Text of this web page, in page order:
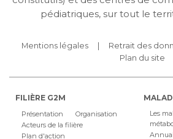
pédiatriques, sur tout le
Mentions légales
Retrait des
Plan du site
FILIÈRE G2M
Présentation
Organisation
Acteurs de la filière
Plan d'action
Les